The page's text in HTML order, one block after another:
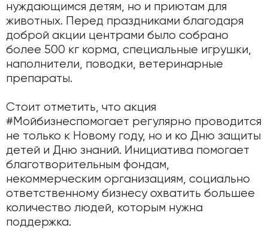
нуждающимся детям, но и приютам для
животных. Перед праздниками благодаря
доброй акции центрами было собрано
более 500 кг корма, специальные игрушки,
наполнители, поводки, ветеринарные
препараты.
Стоит отметить, что акция
#Мойбизнеспомогает регулярно проводится
не только к Новому году, но и ко Дню защиты
детей и Дню знаний. Инициатива помогает
благотворительным фондам,
некоммерческим организациям, социально
ответственному бизнесу охватить большее
количество людей, которым нужна
поддержка.